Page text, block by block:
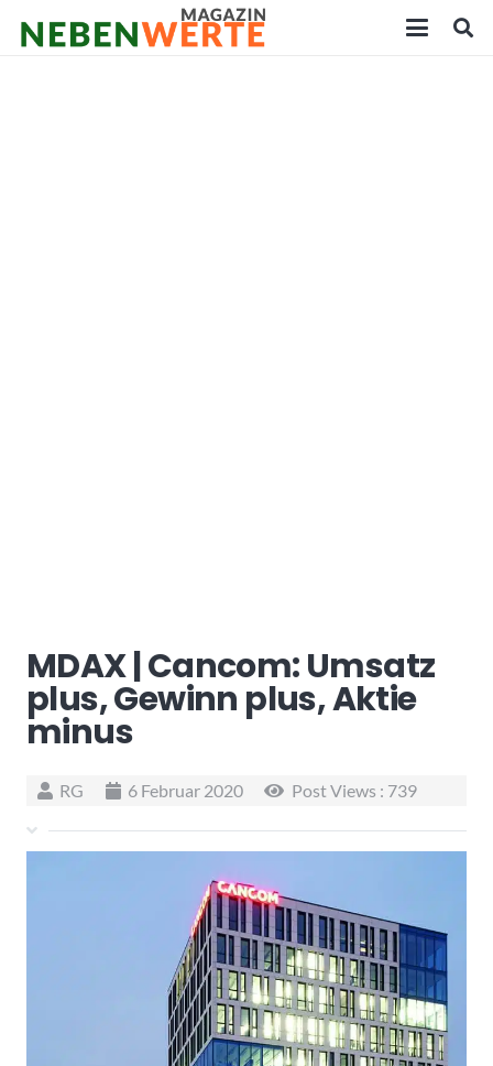
MDAX | Cancom: Umsatz
plus, Gewinn plus, Aktie
minus
RG 6 Februar 2020 Post Views : 739